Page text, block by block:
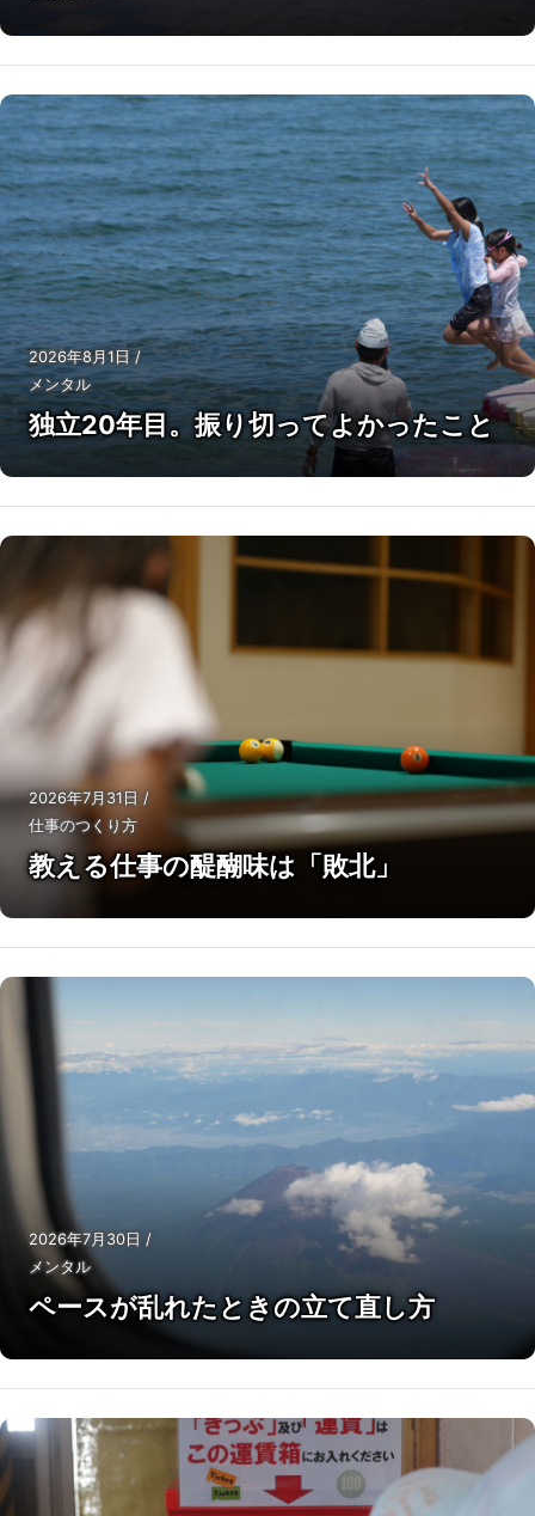
2026年8月1日/
メンタル
独立20年目。振り切ってよかったこと
2026年7月31日/
仕事のつくり方
教える仕事の醍醐味は「敗北」
2026年7月30日 /
メンタル
ペースが乱れたときの立て直し方